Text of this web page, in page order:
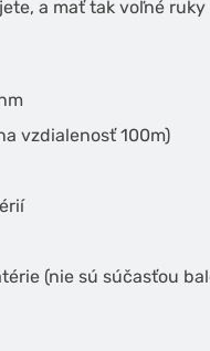
a mať tak voľné
vzdialenosť 100m)
(nie sú súčasťou